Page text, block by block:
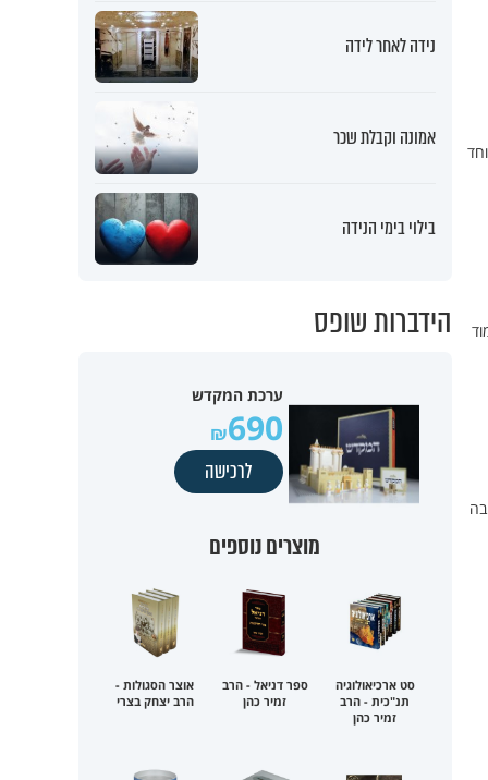
נידה לאחר לידה
אמונה וקבלת שכר
בילוי בימי הנידה
הידברות שופס
ערכת המקדש
690
לרכישה
מוצרים נוספים
סט ארכיאולוגיה
תנ"כית - הרב
זמיר כהן
ספר דניאל - הרב
זמיר כהן
אוצר הסגולות -
הרב יצחק בצרי